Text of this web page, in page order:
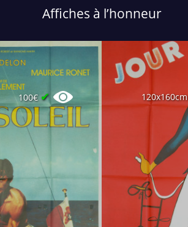
Affiches à l’honneur
100€✔ 120x160cm